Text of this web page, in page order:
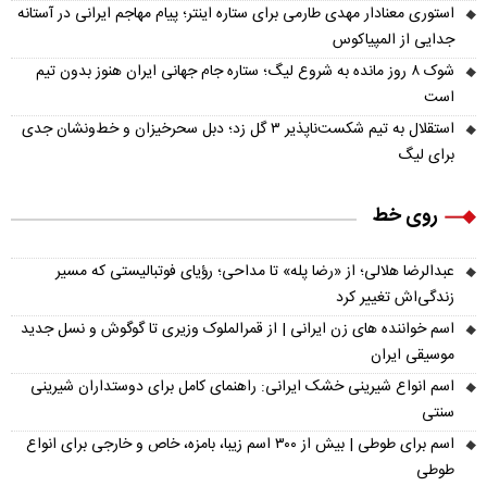
استوری معنادار مهدی طارمی برای ستاره اینتر؛ پیام مهاجم ایرانی در آستانه
جدایی از المپیاکوس
شوک ۸ روز مانده به شروع لیگ؛ ستاره جام جهانی ایران هنوز بدون تیم
است
استقلال به تیم شکست‌ناپذیر ۳ گل زد؛ دبل سحرخیزان و خط‌ونشان جدی
برای لیگ
روی خط
عبدالرضا هلالی؛ از «رضا پله» تا مداحی؛ رؤیای فوتبالیستی که مسیر
زندگی‌اش تغییر کرد
اسم خواننده های زن ایرانی | از قمرالملوک وزیری تا گوگوش و نسل جدید
موسیقی ایران
اسم انواع شیرینی خشک ایرانی: راهنمای کامل برای دوستداران شیرینی
سنتی
اسم برای طوطی | بیش از ۳۰۰ اسم زیبا، بامزه، خاص و خارجی برای انواع
طوطی